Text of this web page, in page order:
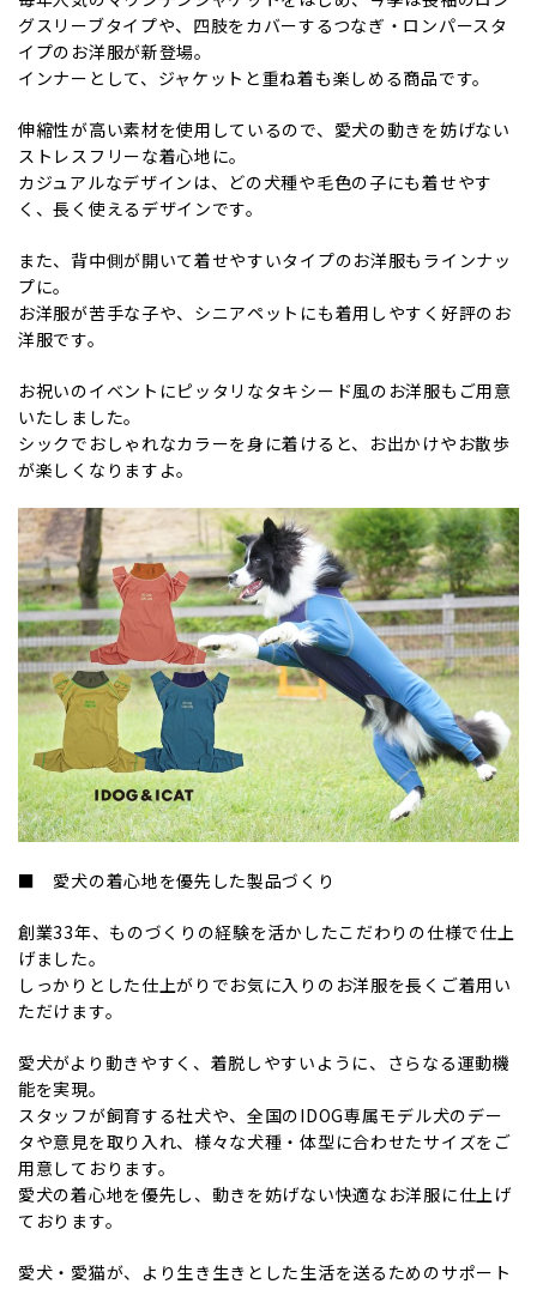
グスリーブタイプや、四肢をカバーするつなぎ・ロンパースタ
イプのお洋服が新登場。
インナーとして、ジャケットと重ね着も楽しめる商品です。
伸縮性が高い素材を使用しているので、愛犬の動きを妨げない
ストレスフリーな着心地に。
カジュアルなデザインは、どの犬種や毛色の子にも着せやす
く、長く使えるデザインです。
また、背中側が開いて着せやすいタイプのお洋服もラインナッ
プに。
お洋服が苦手な子や、シニアペットにも着用しやすく好評のお
洋服です。
お祝いのイベントにピッタリなタキシード風のお洋服もご用意
いたしました。
シックでおしゃれなカラーを身に着けると、お出かけやお散歩
が楽しくなりますよ。
■ 愛犬の着心地を優先した製品づくり
創業33年、ものづくりの経験を活かしたこだわりの仕様で仕上
げました。
しっかりとした仕上がりでお気に入りのお洋服を長くご着用い
ただけます。
愛犬がより動きやすく、着脱しやすいように、さらなる運動機
能を実現。
スタッフが飼育する社犬や、全国のIDOG専属モデル犬のデー
タや意見を取り入れ、様々な犬種・体型に合わせたサイズをご
用意しております。
愛犬の着心地を優先し、動きを妨げない快適なお洋服に仕上げ
ております。
愛犬・愛猫が、より生き生きとした生活を送るためのサポート